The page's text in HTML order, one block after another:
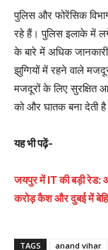
पुलिस और फोरेंसिक
रहे हैं। पुलिस इलाके में
के बारे में अधिक
झुग्गियों में रहने वाले
मजदूरों के लिए सुरक्षित
को और घातक बना देती
यह भी पढ़ें-
जयपुर में IT की बड़ी रेड:
करोड़ कैश और दुबई में
TAGS anand vihar